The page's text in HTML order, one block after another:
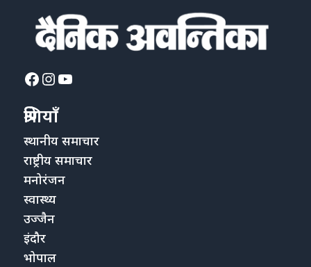
Facebook
Instagram
YouTube
श्रेणियाँ
स्थानीय समाचार
राष्ट्रीय समाचार
मनोरंजन
स्वास्थ्य
उज्जैन
इंदौर
भोपाल